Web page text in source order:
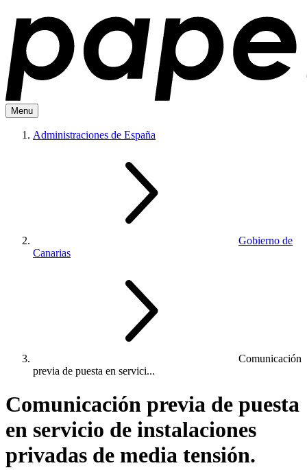
Menu
Administraciones de España
Gobierno de
Canarias
Comunicación
previa de puesta en servici...
Comunicación previa de puesta
en servicio de instalaciones
privadas de media tensión.